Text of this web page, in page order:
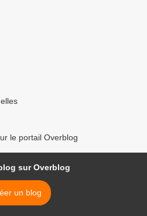
le portail Overblog
sur Overblog
un blog